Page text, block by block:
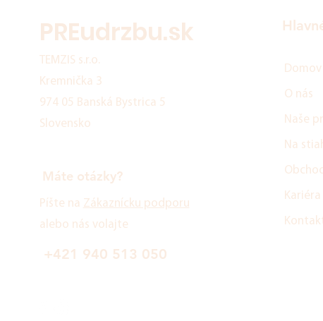
PREudrzbu.sk
TEMZIS s.r.o.
Kremnička 3
974 05 Banská Bystrica 5
Slovensko
Máte otázky?
Píšte na Zákaznícku podporu
alebo nás volajte
+421 940 513 050
Domov
O nás
Naše
Na
Kariéra